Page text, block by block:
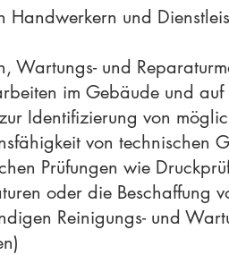
und
Wartungs- und
im Gebäude und
Identifizierung von
von technischen
Prüfungen wie
oder die Beschaffung
Reinigungs- und